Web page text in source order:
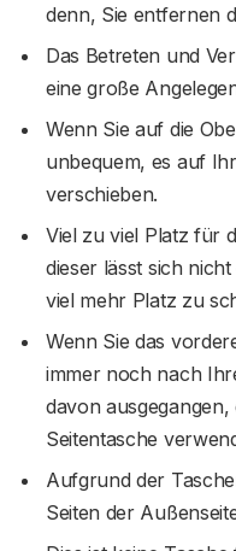
denn, Sie entfernen
Das Betreten und
eine große
Wenn Sie auf die
unbequem, es auf
verschieben.
Viel zu viel Platz für
dieser lässt sich
viel mehr Platz zu
Wenn Sie das
immer noch nach
davon ausgegangen,
Seitentasche
Aufgrund der
Seiten der